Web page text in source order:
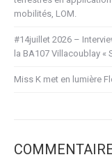
mobilités, LOM.
#14juillet 2026 –
la BA107 Villacoublay «
Miss K met en lumière